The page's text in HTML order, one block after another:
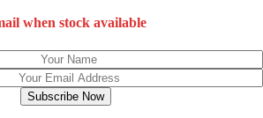
when stock available
Subscribe Now